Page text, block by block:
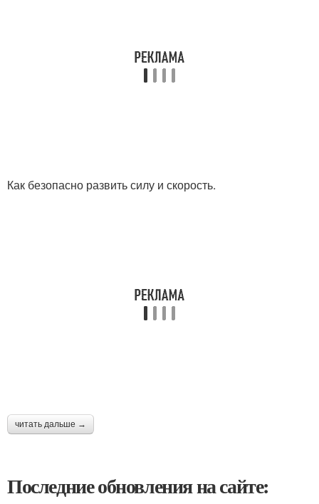
Как безопасно развить силу и скорость.
читать дальше →
Последние обновления на сайте: